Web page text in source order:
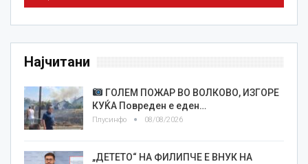
Најчитани
ГОЛЕМ ПОЖАР ВО ВОЛКОВО, ИЗГОРЕ
КУЌА Повреден е еден…
Плусинфо 08/08/2026
„ДЕТЕТО“ НА ФИЛИПЧЕ Е ВНУК НА